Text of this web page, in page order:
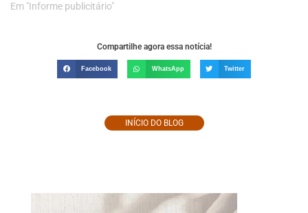
Em "Informe publicitário"
Compartilhe agora essa notícia!
Facebook WhatsApp Twitter
INÍCIO DO BLOG